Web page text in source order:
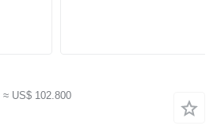
≈ US$ 102.800